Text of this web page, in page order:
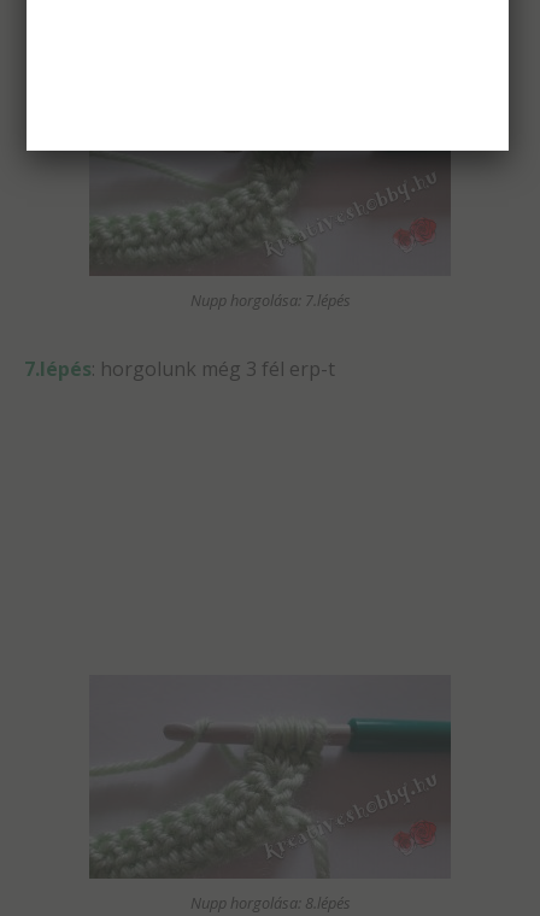
Nupp horgolása: 7.lépés
7.lépés: horgolunk még 3 fél erp-t
Nupp horgolása: 8.lépés